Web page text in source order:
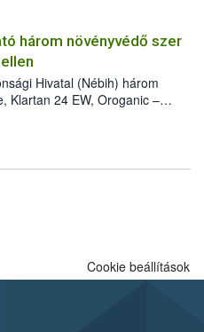
intézkedéseket a szlovák
megállítása érdekében.
három növényvédő szer
Hivatal (Nébih) három
Klartan 24 EW, Oroganic –
azok a szüretet követően,
91) stádiumáig
a károsító elleni további
és ökológiai termesztésben is
Cookie beállítások